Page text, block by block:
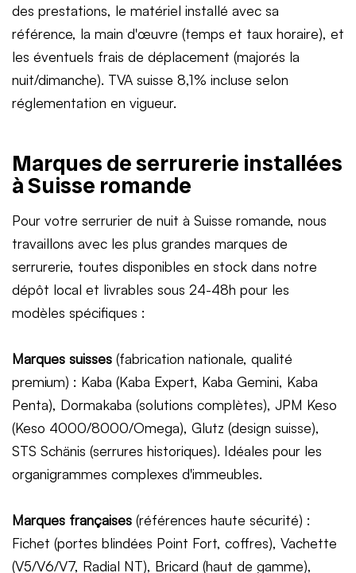
des prestations, le matériel installé avec sa
référence, la main d'œuvre (temps et taux horaire), et
les éventuels frais de déplacement (majorés la
nuit/dimanche). TVA suisse 8,1% incluse selon
réglementation en vigueur.
Marques de serrurerie installées
à Suisse romande
Pour votre serrurier de nuit à Suisse romande, nous
travaillons avec les plus grandes marques de
serrurerie, toutes disponibles en stock dans notre
dépôt local et livrables sous 24-48h pour les
modèles spécifiques :
Marques suisses (fabrication nationale, qualité
premium) : Kaba (Kaba Expert, Kaba Gemini, Kaba
Penta), Dormakaba (solutions complètes), JPM Keso
(Keso 4000/8000/Omega), Glutz (design suisse),
STS Schänis (serrures historiques). Idéales pour les
organigrammes complexes d'immeubles.
Marques françaises (références haute sécurité) :
Fichet (portes blindées Point Fort, coffres), Vachette
(V5/V6/V7, Radial NT), Bricard (haut de gamme),